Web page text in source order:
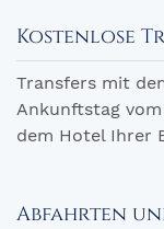
Kostenlose
Transfers mit
Ankunftstag
dem Hotel Ihrer
Abfahrten